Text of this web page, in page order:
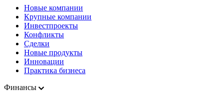
Новые компании
Крупные компании
Инвестпроекты
Конфликты
Сделки
Новые продукты
Инновации
Практика бизнеса
Финансы